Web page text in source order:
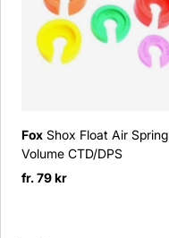
Fox Shox Float Air Spring
Volume CTD/DPS
fr. 79 kr